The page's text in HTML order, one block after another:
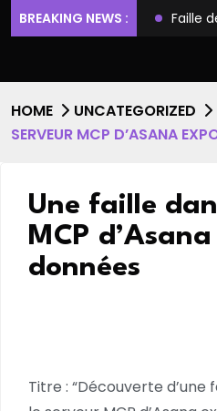
BREAKING NEWS :
et l’accès root Faille
HOME UNCATEGORIZED
SERVEUR MCP D’ASANA
Une faille
MCP
données
Titre : “Découverte d’une